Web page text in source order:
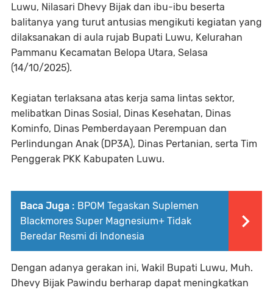
Luwu, Nilasari Dhevy Bijak dan ibu-ibu beserta
balitanya yang turut antusias mengikuti kegiatan yang
dilaksanakan di aula rujab Bupati Luwu, Kelurahan
Pammanu Kecamatan Belopa Utara, Selasa
(14/10/2025).
Kegiatan terlaksana atas kerja sama lintas sektor,
melibatkan Dinas Sosial, Dinas Kesehatan, Dinas
Kominfo, Dinas Pemberdayaan Perempuan dan
Perlindungan Anak (DP3A), Dinas Pertanian, serta Tim
Penggerak PKK Kabupaten Luwu.
Baca Juga : BPOM Tegaskan Suplemen
Blackmores Super Magnesium+ Tidak
Beredar Resmi di Indonesia
Dengan adanya gerakan ini, Wakil Bupati Luwu, Muh.
Dhevy Bijak Pawindu berharap dapat meningkatkan